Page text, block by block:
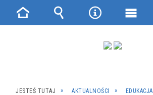
JESTEŚ TUTAJ AKTUALNOŚCI
EDUKACJA
Strona Wyszukiwarka
NarzędziaMenu